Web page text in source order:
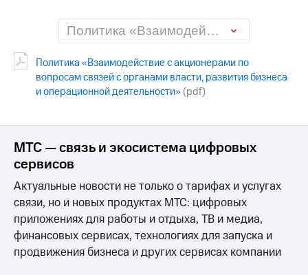
МТС
о технологиях
Достижения
Интервью
отчетность
Контакты
в
регионе
и акционерам
Корпоративное
управление
Политика «Взаимодействие с акционерами по вопросам связей с органами власти, развития бизнеса и операционной деятельности»
Политика «Взаимодействие с акционерами по
вопросам связей с органами власти, развития бизнеса
и операционной деятельности» (pdf)
МТС — связь и экосистема цифровых
сервисов
Актуальные новости не только о тарифах и услугах
связи, но и новых продуктах МТС: цифровых
приложениях для работы и отдыха, ТВ и медиа,
финансовых сервисах, технологиях для запуска и
продвижения бизнеса и других сервисах компании